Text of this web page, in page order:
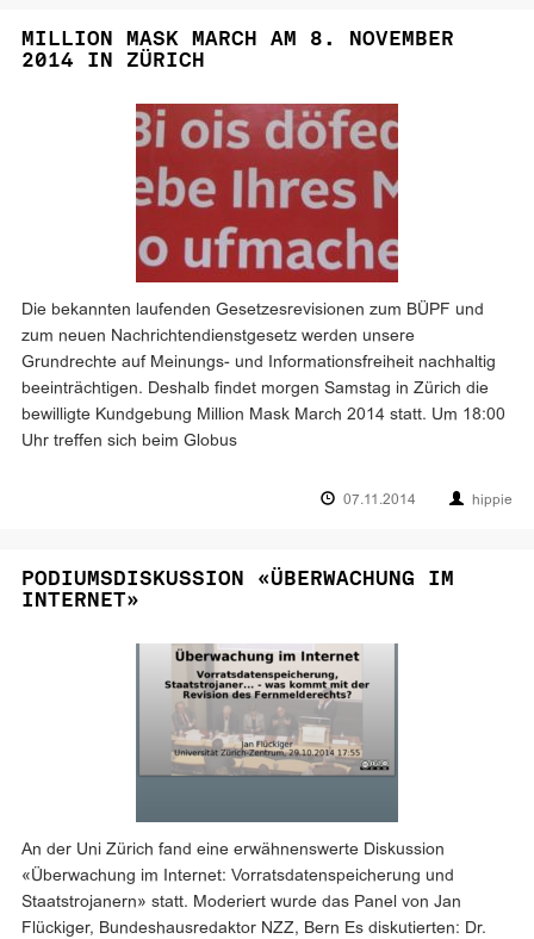
MILLION MASK MARCH AM 8. NOVEMBER
2014 IN ZÜRICH
Die bekannten laufenden Gesetzesrevisionen zum BÜPF und
zum neuen Nachrichtendienstgesetz werden unsere
Grundrechte auf Meinungs- und Informationsfreiheit nachhaltig
beeinträchtigen. Deshalb findet morgen Samstag in Zürich die
bewilligte Kundgebung Million Mask March 2014 statt. Um 18:00
Uhr treffen sich beim Globus
07.11.2014 hippie
PODIUMSDISKUSSION «ÜBERWACHUNG IM
INTERNET»
An der Uni Zürich fand eine erwähnenswerte Diskussion
«Überwachung im Internet: Vorratsdatenspeicherung und
Staatstrojanern» statt. Moderiert wurde das Panel von Jan
Flückiger, Bundeshausredaktor NZZ, Bern Es diskutierten: Dr.